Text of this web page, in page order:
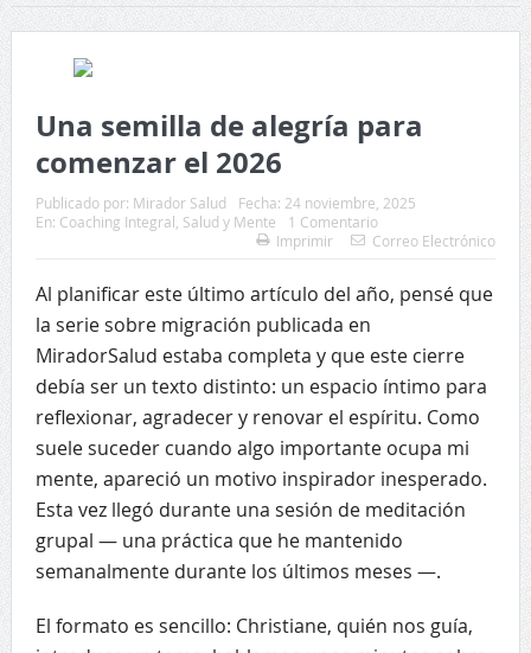
Una semilla de alegría para
comenzar el 2026
Publicado por: Mirador Salud Fecha: 24 noviembre, 2025
En: Coaching Integral Salud y Mente
1 Comentario
Imprimir
Correo Electrónico
Al planificar este último artículo del año, pensé que
la serie sobre migración publicada en
MiradorSalud estaba completa y que este cierre
debía ser un texto distinto: un espacio íntimo para
reflexionar, agradecer y renovar el espíritu. Como
suele suceder cuando algo importante ocupa mi
mente, apareció un motivo inspirador inesperado.
Esta vez llegó durante una sesión de meditación
grupal — una práctica que he mantenido
semanalmente durante los últimos meses —.
El formato es sencillo: Christiane, quién nos guía,